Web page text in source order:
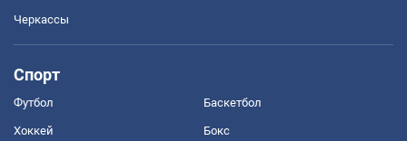
Черкассы
Спорт
Футбол Баскетбол
Хоккей Бокс